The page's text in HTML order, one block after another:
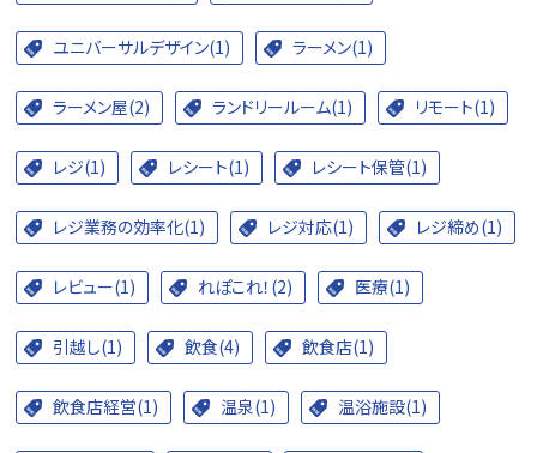
ユニバーサルデザイン(1) ラーメン(1)
ラーメン屋(2) ランドリールーム(1) リモート(1)
レジ(1) レシート(1) レシート保管(1)
レジ業務の効率化(1) レジ対応(1) レジ締め(1)
レビュー(1) れぽこれ！(2) 医療(1)
引越し(1) 飲食(4) 飲食店(1)
飲食店経営(1) 温泉(1) 温浴施設(1)